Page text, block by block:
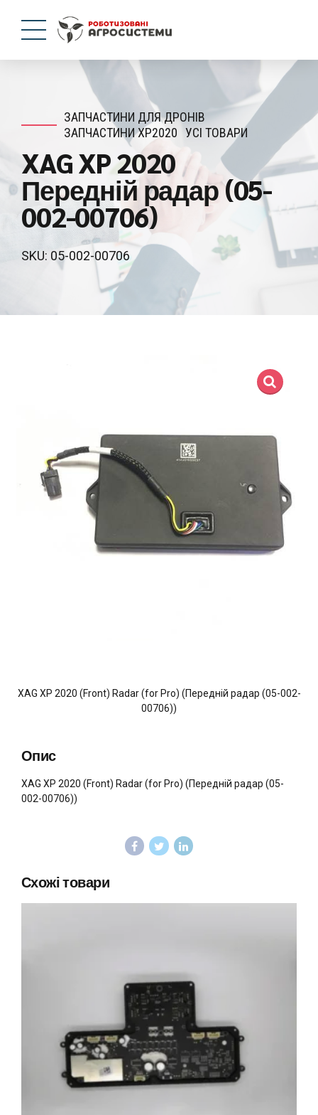
ЗАПЧАСТИНИ ДЛЯ ДРОНІВ
ЗАПЧАСТИНИ XP2020 УСІ ТОВАРИ
XAG XP 2020
Передній радар (05-
002-00706)
SKU: 05-002-00706
XAG XP 2020 (Front) Radar (for Pro) (Передній радар (05-002-
00706))
Опис
XAG XP 2020 (Front) Radar (for Pro) (Передній радар (05-
002-00706))
Схожі товари